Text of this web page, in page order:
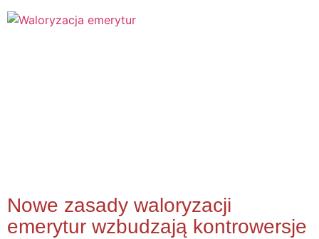
Nowe zasady waloryzacji
emerytur wzbudzają kontrowersje